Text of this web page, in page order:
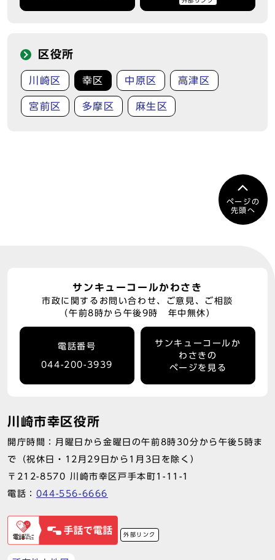
区役所
川崎区 幸区 中原区 高津区
宮前区 多摩区 麻生区
ページの
先頭へ
サンキューコールかわさき
市政に関するお問い合わせ、ご意見、ご相談
（午前8時から午後9時 年中無休）
電話番号
044-200-3939
サンキューコールか
わさきの
ページを見る
川崎市幸区役所
開庁時間：月曜日から金曜日の午前8時30分から午後5時ま
で（祝休日・12月29日から1月3日を除く）
〒212-8570 川崎市幸区戸手本町1-11-1
電話： 044-556-6666
外部リンク